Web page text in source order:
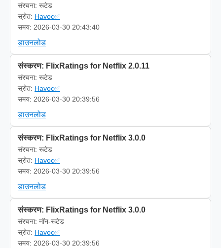
संरचना: रूटेड
स्रोत: Havoc✅
समय: 2026-03-30 20:43:40
डाउनलोड
संस्करण: FlixRatings for Netflix 2.0.11
संरचना: रूटेड
स्रोत: Havoc✅
समय: 2026-03-30 20:39:56
डाउनलोड
संस्करण: FlixRatings for Netflix 3.0.0
संरचना: रूटेड
स्रोत: Havoc✅
समय: 2026-03-30 20:39:56
डाउनलोड
संस्करण: FlixRatings for Netflix 3.0.0
संरचना: नॉन-रूटेड
स्रोत: Havoc✅
समय: 2026-03-30 20:39:56